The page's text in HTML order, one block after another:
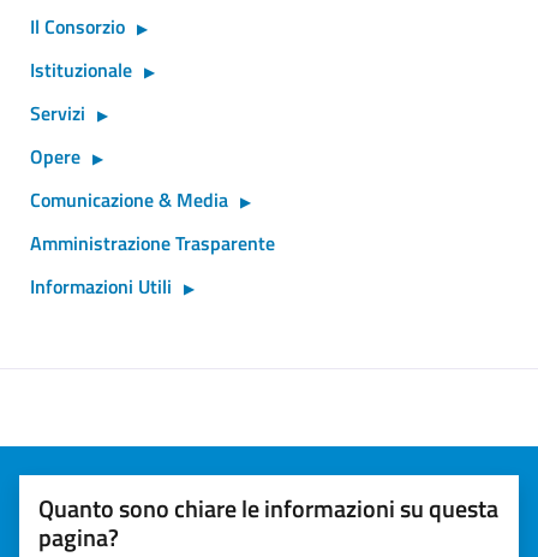
Il Consorzio
Istituzionale
Servizi
Opere
Comunicazione & Media
Amministrazione Trasparente
Informazioni Utili
Quanto sono chiare le informazioni su questa
pagina?